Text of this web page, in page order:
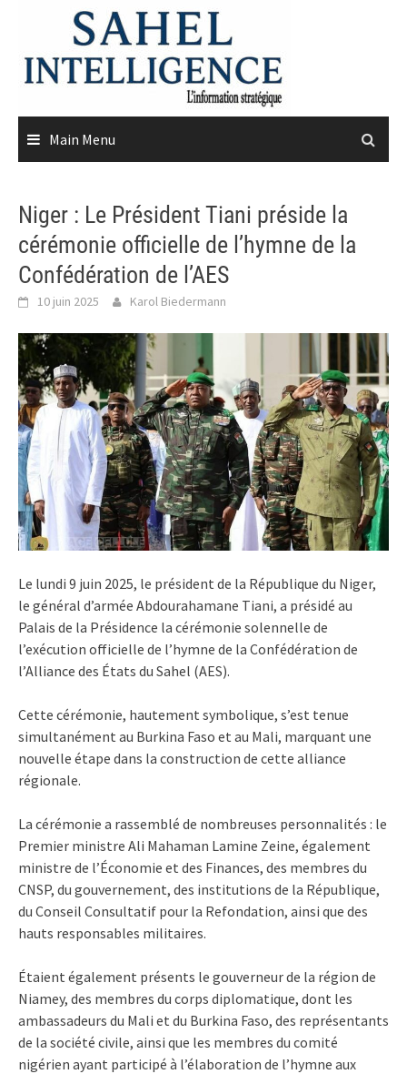
content
Main Menu
Niger : Le Président Tiani préside la
cérémonie officielle de l’hymne de la
Confédération de l’AES
10 juin 2025 Karol Biedermann
Le lundi 9 juin 2025, le président de la République du Niger,
le général d’armée Abdourahamane Tiani, a présidé au
Palais de la Présidence la cérémonie solennelle de
l’exécution officielle de l’hymne de la Confédération de
l’Alliance des États du Sahel (AES).
Cette cérémonie, hautement symbolique, s’est tenue
simultanément au Burkina Faso et au Mali, marquant une
nouvelle étape dans la construction de cette alliance
régionale.
La cérémonie a rassemblé de nombreuses personnalités : le
Premier ministre Ali Mahaman Lamine Zeine, également
ministre de l’Économie et des Finances, des membres du
CNSP, du gouvernement, des institutions de la République,
du Conseil Consultatif pour la Refondation, ainsi que des
hauts responsables militaires.
Étaient également présents le gouverneur de la région de
Niamey, des membres du corps diplomatique, dont les
ambassadeurs du Mali et du Burkina Faso, des représentants
de la société civile, ainsi que les membres du comité
nigérien ayant participé à l’élaboration de l’hymne aux